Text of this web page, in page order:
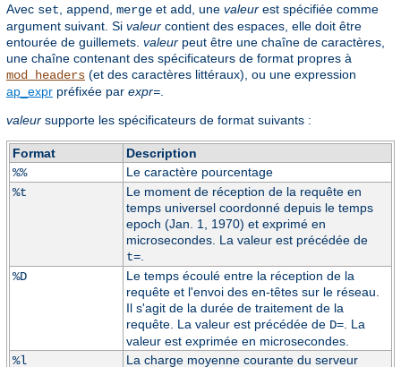
Avec set append merge et add , une valeur est spécifiée comme
argument suivant. Si valeur contient des espaces, elle doit être
entourée de guillemets. valeur peut être une chaîne de caractères,
une chaîne contenant des spécificateurs de format propres à
mod_headers (et des caractères littéraux), ou une expression
ap_expr préfixée par expr=
valeur supporte les spécificateurs de format suivants :
Format
Description
%%
Le caractère pourcentage
%t
Le moment de réception de la requête en
temps universel coordonné depuis le temps
epoch (Jan. 1, 1970) et exprimé en
microsecondes. La valeur est précédée de
t=.
%D
Le temps écoulé entre la réception de la
requête et l'envoi des en-têtes sur le réseau.
Il s'agit de la durée de traitement de la
requête. La valeur est précédée de D=. La
valeur est exprimée en microsecondes.
%l
La charge moyenne courante du serveur